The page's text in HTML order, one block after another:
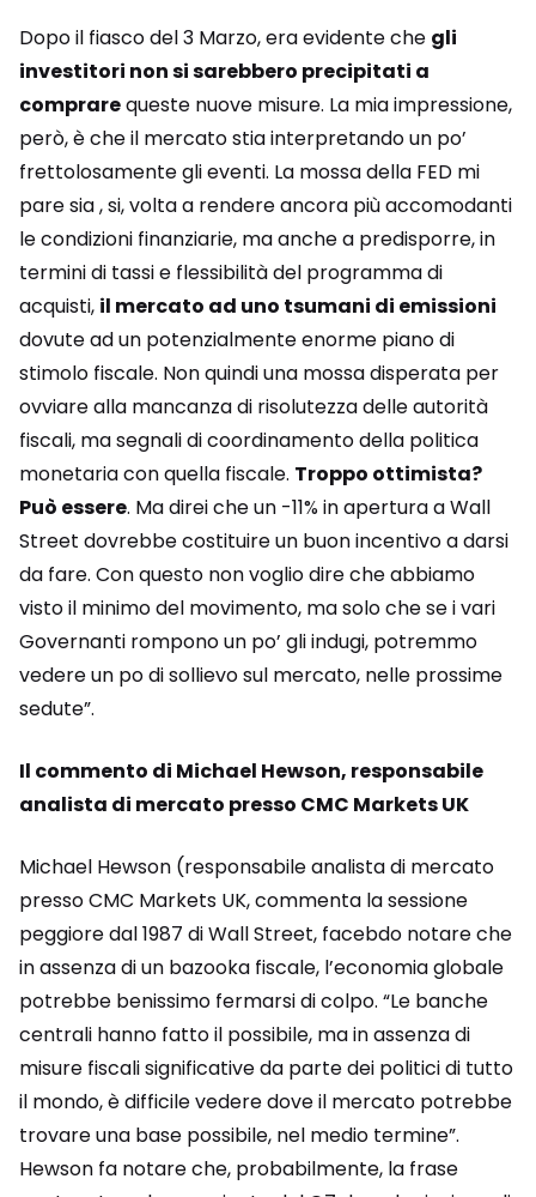
Dopo il fiasco del 3 Marzo, era evidente che gli
investitori non si sarebbero precipitati a
comprarequeste nuove misure. La mia impressione,
però, è che il mercato stia interpretando un po’
frettolosamente gli eventi. La mossa della FED mi
pare sia , si, volta a rendere ancora più accomodanti
le condizioni finanziarie, ma anche a predisporre, in
termini di tassi e flessibilità del programma di
acquisti, il mercato ad uno tsumani di emissioni
dovute ad un potenzialmente enorme piano di
stimolo fiscale. Non quindi una mossa disperata per
ovviare alla mancanza di risolutezza delle autorità
fiscali, ma segnali di coordinamento della politica
monetaria con quella fiscale. Troppo ottimista?
Può essere. Ma direi che un -11% in apertura a Wall
Street dovrebbe costituire un buon incentivo a darsi
da fare. Con questo non voglio dire che abbiamo
visto il minimo del movimento, ma solo che se i vari
Governanti rompono un po’ gli indugi, potremmo
vedere un po di sollievo sul mercato, nelle prossime
sedute”.
Il commento di Michael Hewson, responsabile
analista di mercato presso CMC Markets UK
Michael Hewson (responsabile analista di mercato
presso CMC Markets UK, commenta la sessione
peggiore dal 1987 di Wall Street, facebdo notare che
in assenza di un bazooka fiscale, l’economia globale
potrebbe benissimo fermarsi di colpo. “Le banche
centrali hanno fatto il possibile, ma in assenza di
misure fiscali significative da parte dei politici di tutto
il mondo, è difficile vedere dove il mercato potrebbe
trovare una base possibile, nel medio termine”.
Hewson fa notare che, probabilmente, la frase